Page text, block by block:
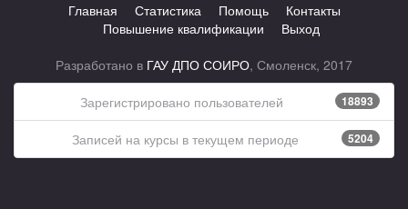
Главная Статистика Помощь
Контакты
Повышение квалификации
Выход
Разработано в ГАУ ДПО СОИРО, Смоленск, 2017
18893
Зарегистрировано пользователей
5204
Записей на курсы в текущем периоде